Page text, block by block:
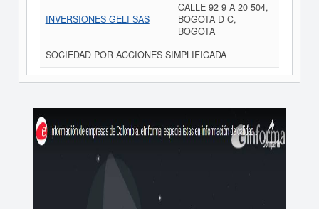
INVERSIONES GELI SAS
CALLE 92 9 A 20 504,
BOGOTA D C,
BOGOTA
SOCIEDAD POR ACCIONES SIMPLIFICADA